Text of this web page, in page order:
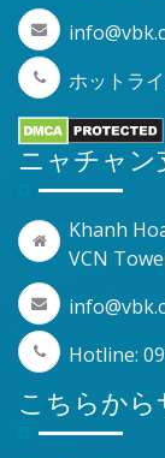
ホットラ
ニャチャン
Khanh
VCN
Hotline:
こちらか